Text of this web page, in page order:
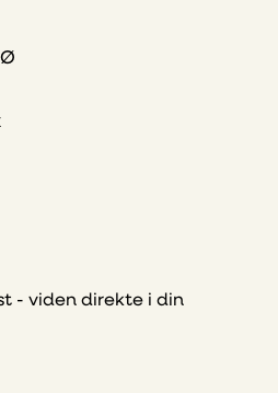
- viden direkte i din